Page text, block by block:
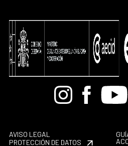
BandcampInstagramFacebook
Youtube
AVISO LEGAL
PROTECCIÓN DE DATOS